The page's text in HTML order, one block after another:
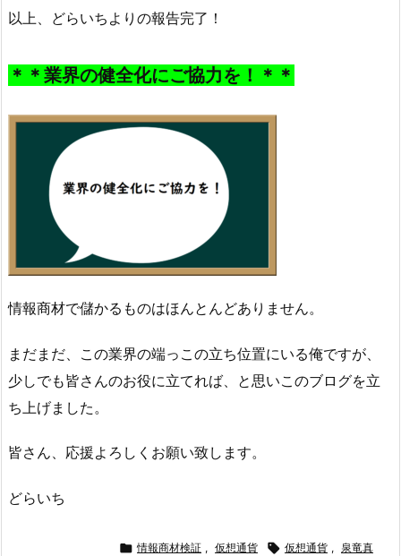
以上、どらいちよりの報告完了！
＊＊業界の健全化にご協力を！＊＊
情報商材で儲かるものはほんとんどありません。
まだまだ、この業界の端っこの立ち位置にいる俺ですが、
少しでも皆さんのお役に立てれば、と思いこのブログを立
ち上げました。
皆さん、応援よろしくお願い致します。
どらいち
 情報商材検証 , 仮想通貨  仮想通貨 , 泉竜真